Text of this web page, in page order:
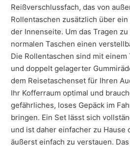
Reißverschlussfach, das von
Rollentaschen zusätzlich über
der Innenseite. Um das Tragen
normalen Taschen einen
Die Rollentaschen sind mit
und doppelt gelagerter
dem Reisetaschenset für Ihren
Ihr Kofferraum optimal und
gefährliches, loses Gepäck im
bringen. Ein Set lässt sich
und ist daher einfacher zu Hause
äußerst einfach zu verstauen.